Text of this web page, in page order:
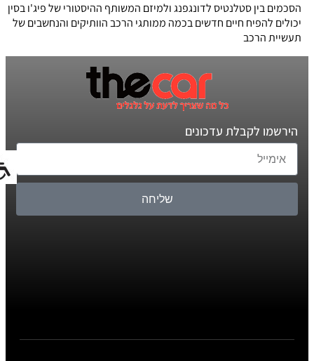
הסכמים בין סטלנטיס לדונגפנג ולמיזם המשותף ההיסטורי של פיג'ו בסין
יכולים להפיח חיים חדשים בכמה ממותגי הרכב הוותיקים והנחשבים של
תעשיית הרכב
הירשמו לקבלת עדכונים
שליחה